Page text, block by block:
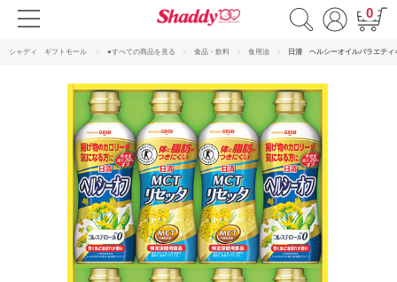
0
シャディ ギフトモール ●すべての商品を見る 食品・飲料 食用油 日清 ヘルシーオイルバラエティ